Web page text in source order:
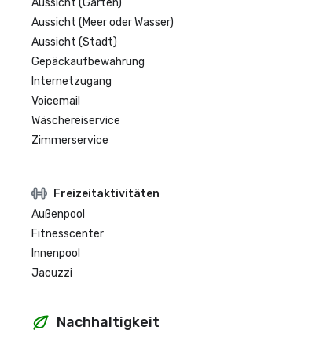
Aussicht (Garten)
Aussicht (Meer oder Wasser)
Aussicht (Stadt)
Gepäckaufbewahrung
Internetzugang
Voicemail
Wäschereiservice
Zimmerservice
Freizeitaktivitäten
Außenpool
Fitnesscenter
Innenpool
Jacuzzi
Nachhaltigkeit